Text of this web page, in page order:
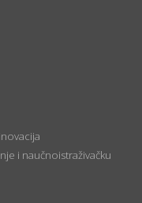
i naučnoistraživačku